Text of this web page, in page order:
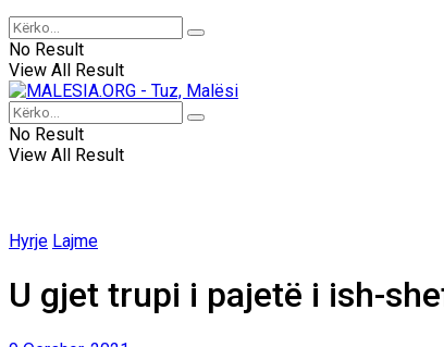
No Result
View All Result
No Result
View All Result
Hyrje Lajme
U gjet trupi i pajetë i ish-